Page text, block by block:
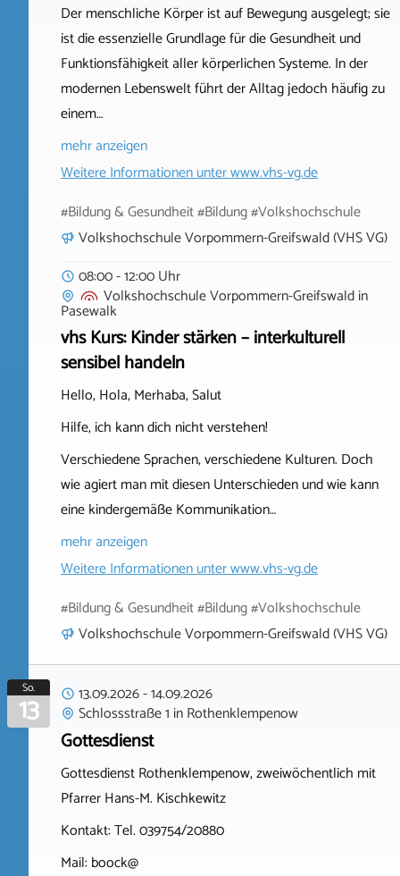
Der menschliche Körper ist auf Bewegung ausgelegt; sie
ist die essenzielle Grundlage für die Gesundheit und
Funktionsfähigkeit aller körperlichen Systeme. In der
modernen Lebenswelt führt der Alltag jedoch häufig zu
einem…
mehr anzeigen
Weitere Informationen unterwww.vhs-vg.de
#Bildung & Gesundheit #Bildung #Volkshochschule
Volkshochschule Vorpommern-Greifswald (VHS VG)
08:00 - 12:00 Uhr
Volkshochschule Vorpommern-Greifswaldin
Pasewalk
vhs Kurs: Kinder stärken – interkulturell
sensibel handeln
Hello, Hola, Merhaba, Salut
Hilfe, ich kann dich nicht verstehen!
Verschiedene Sprachen, verschiedene Kulturen. Doch
wie agiert man mit diesen Unterschieden und wie kann
eine kindergemäße Kommunikation…
mehr anzeigen
Weitere Informationen unterwww.vhs-vg.de
#Bildung & Gesundheit #Bildung #Volkshochschule
Volkshochschule Vorpommern-Greifswald (VHS VG)
So.
13 13.09.2026-14.09.2026
Schlossstraße 1 inRothenklempenow
Gottesdienst
Gottesdienst Rothenklempenow, zweiwöchentlich mit
Pfarrer Hans-M. Kischkewitz
Kontakt: Tel. 039754/20880
Mail: boock@